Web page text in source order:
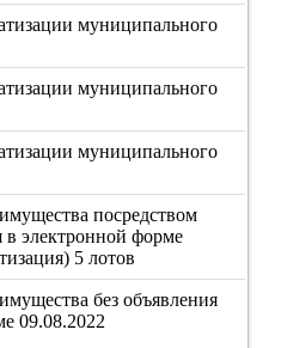
муниципального
муниципального
муниципального
посредством
электронной форме
5 лотов
без объявления
09.08.2022